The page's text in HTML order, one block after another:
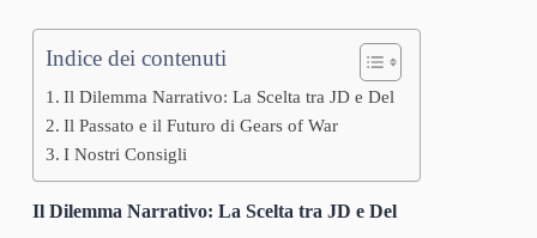
Indice dei contenuti
Il Dilemma Narrativo: La Scelta tra JD e Del
Il Passato e il Futuro di Gears of War
I Nostri Consigli
Il Dilemma Narrativo: La Scelta tra JD e Del